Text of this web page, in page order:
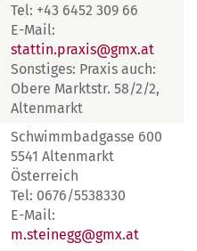
Tel: +43 6452 309 66
E-Mail:
stattin.praxis@gmx.at
Sonstiges: Praxis auch:
Obere Marktstr. 58/2/2,
Altenmarkt
Schwimmbadgasse 600
5541 Altenmarkt
Österreich
Tel: 0676/5538330
E-Mail:
m.steinegg@gmx.at